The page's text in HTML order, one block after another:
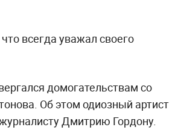
всегда уважал своего
домогательствам со
Об этом одиозный артист
Дмитрию Гордону.